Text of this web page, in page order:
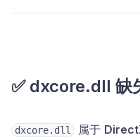
✅ dxcore.dll 缺
dxcore.dll 属于